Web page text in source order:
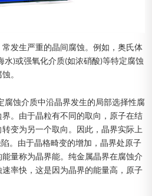
发生严重的晶间腐蚀。例如，奥氏体
水)或强氧化介质(如浓硝酸)等特定腐蚀
。
腐蚀介质中沿晶界发生的局部选择性腐
。由于晶粒有不同的取向，原子在结
变为另一个取向。因此，晶界实际上
。由于晶格畸变的增加，晶界处原子
量称为晶界能。纯金属晶界在腐蚀介
率快，这是因为晶界的能量高，原子